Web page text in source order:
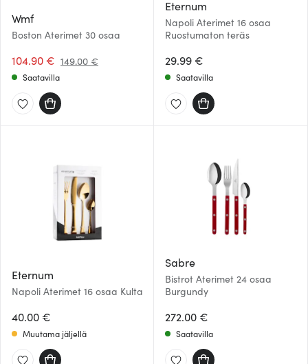
Wmf
Boston Aterimet 30 osaa
104.90 € 149.00 €
Saatavilla
Eternum
Napoli Aterimet 16 osaa
Ruostumaton teräs
29.99 €
Saatavilla
Eternum
Napoli Aterimet 16 osaa Kulta
40.00 €
Muutama jäljellä
Sabre
Bistrot Aterimet 24 osaa
Burgundy
272.00 €
Saatavilla